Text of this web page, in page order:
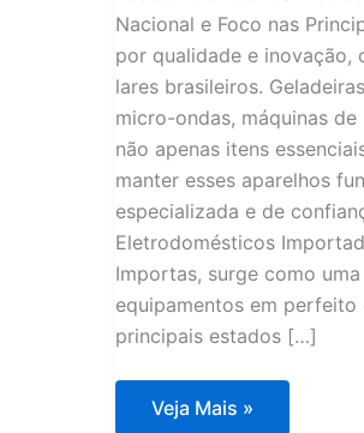
Nacional e Foco nas
por qualidade e
lares brasileiros.
micro-ondas, máquinas
não apenas itens
manter esses aparelhos
especializada e de
Eletrodomésticos
Importas, surge como
equipamentos em
principais estados […]
Assistência
Técnica
Veja Mais »